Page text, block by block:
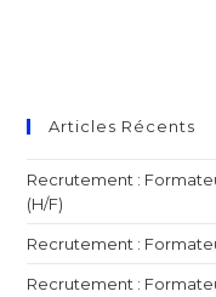
Articles Récents
Recrutement :
(H/F)
Recrutement :
Recrutement :